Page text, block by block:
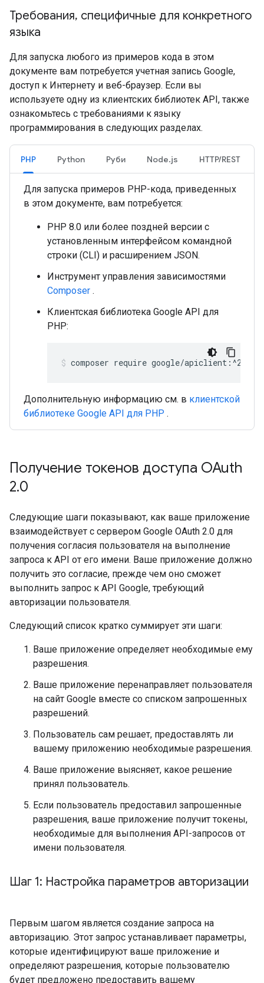
Требования, специфичные для конкретного
языка
Для запуска любого из примеров кода в этом
документе вам потребуется учетная запись Google,
доступ к Интернету и веб-браузер. Если вы
используете одну из клиентских библиотек API, также
ознакомьтесь с требованиями к языку
программирования в следующих разделах.
PHP Python Руби Node.js HTTP/REST
Для запуска примеров PHP-кода, приведенных
в этом документе, вам потребуется:
PHP 8.0 или более поздней версии с
установленным интерфейсом командной
строки (CLI) и расширением JSON.
Инструмент управления зависимостями
Composer .
Клиентская библиотека Google API для
PHP:
composer require google/
Дополнительную информацию см. в клиентской
библиотеке Google API для PHP .
Получение токенов доступа OAuth
2.0
Следующие шаги показывают, как ваше приложение
взаимодействует с сервером Google OAuth 2.0 для
получения согласия пользователя на выполнение
запроса к API от его имени. Ваше приложение должно
получить это согласие, прежде чем оно сможет
выполнить запрос к API Google, требующий
авторизации пользователя.
Следующий список кратко суммирует эти шаги:
Ваше приложение определяет необходимые ему
разрешения.
Ваше приложение перенаправляет пользователя
на сайт Google вместе со списком запрошенных
разрешений.
Пользователь сам решает, предоставлять ли
вашему приложению необходимые разрешения.
Ваше приложение выясняет, какое решение
принял пользователь.
Если пользователь предоставил запрошенные
разрешения, ваше приложение получит токены,
необходимые для выполнения API-запросов от
имени пользователя.
Шаг 1: Настройка параметров авторизации
Первым шагом является создание запроса на
авторизацию. Этот запрос устанавливает параметры,
которые идентифицируют ваше приложение и
определяют разрешения, которые пользователю
будет предложено предоставить вашему